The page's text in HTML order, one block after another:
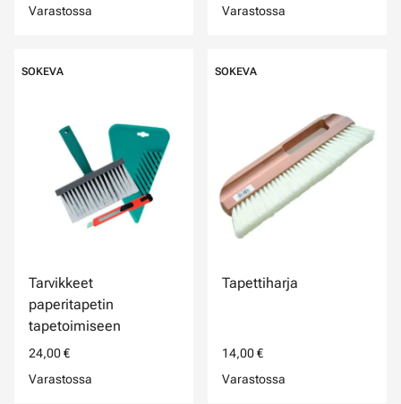
Varastossa
Varastossa
SOKEVA
Tarvikkeet
paperitapetin
tapetoimiseen
24,00 €
Varastossa
SOKEVA
Tapettiharja
14,00 €
Varastossa